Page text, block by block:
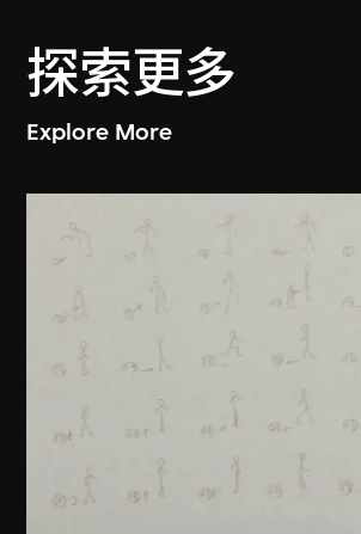
探索更多
Explore More